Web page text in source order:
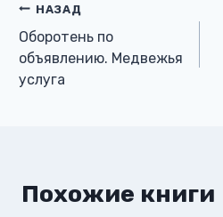
Навигация
по
записям
НАЗАД
Оборотень по
объявлению. Медвежья
услуга
Похожие книги